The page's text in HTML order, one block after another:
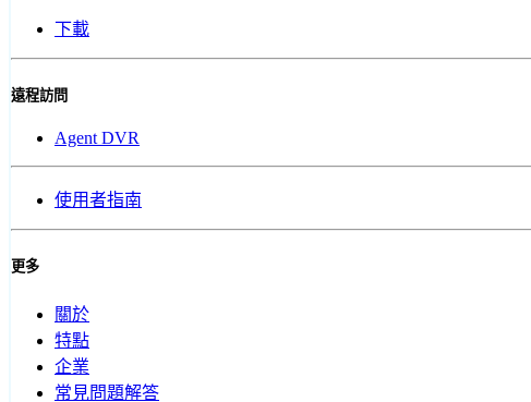
下載
遠程訪問
Agent DVR
使用者指南
更多
關於
特點
企業
常見問題解答